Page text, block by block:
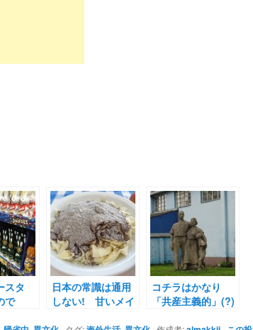
スタ
で
日本の常識は通用
しない! 甘いメイ
コチラはかなり
「共産主義的」(?)